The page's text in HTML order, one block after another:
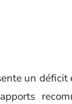
un déficit